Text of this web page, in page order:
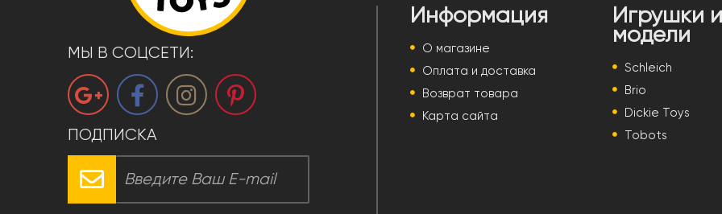
МЫ В СОЦСЕТИ:
ПОДПИСКА
Информация
О магазине
Оплата и доставка
Возврат товара
Карта сайта
Игрушки и
модели
Schleich
Brio
Dickie Toys
Tobots